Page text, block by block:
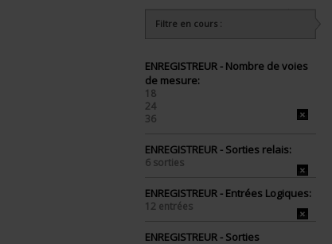
Filtre en cours :
ENREGISTREUR - Nombre de voies
de mesure:
18
24
36
ENREGISTREUR - Sorties relais:
6 sorties
ENREGISTREUR - Entrées Logiques:
12 entrées
ENREGISTREUR - Sorties